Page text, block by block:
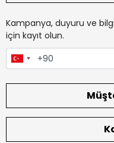
Kampanya, duyuru ve
için kayıt olun.